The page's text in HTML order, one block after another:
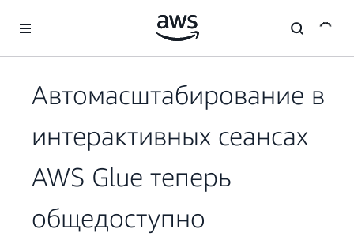
Перейти к главному контенту
Автомасштабирование в
интерактивных сеансах
AWS Glue теперь
общедоступно